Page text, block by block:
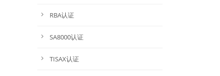
RBA认证
SA8000认证
TISAX认证